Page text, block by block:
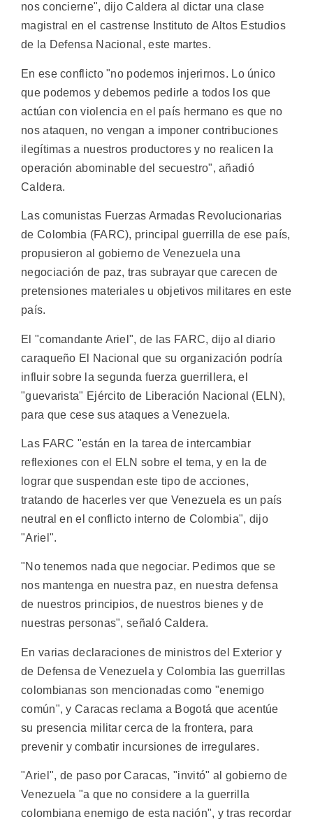
nos concierne", dijo Caldera al dictar una clase
magistral en el castrense Instituto de Altos Estudios
de la Defensa Nacional, este martes.
En ese conflicto "no podemos injerirnos. Lo único
que podemos y debemos pedirle a todos los que
actúan con violencia en el país hermano es que no
nos ataquen, no vengan a imponer contribuciones
ilegítimas a nuestros productores y no realicen la
operación abominable del secuestro", añadió
Caldera.
Las comunistas Fuerzas Armadas Revolucionarias
de Colombia (FARC), principal guerrilla de ese país,
propusieron al gobierno de Venezuela una
negociación de paz, tras subrayar que carecen de
pretensiones materiales u objetivos militares en este
país.
El "comandante Ariel", de las FARC, dijo al diario
caraqueño El Nacional que su organización podría
influir sobre la segunda fuerza guerrillera, el
"guevarista" Ejército de Liberación Nacional (ELN),
para que cese sus ataques a Venezuela.
Las FARC "están en la tarea de intercambiar
reflexiones con el ELN sobre el tema, y en la de
lograr que suspendan este tipo de acciones,
tratando de hacerles ver que Venezuela es un país
neutral en el conflicto interno de Colombia", dijo
"Ariel".
"No tenemos nada que negociar. Pedimos que se
nos mantenga en nuestra paz, en nuestra defensa
de nuestros principios, de nuestros bienes y de
nuestras personas", señaló Caldera.
En varias declaraciones de ministros del Exterior y
de Defensa de Venezuela y Colombia las guerrillas
colombianas son mencionadas como "enemigo
común", y Caracas reclama a Bogotá que acentúe
su presencia militar cerca de la frontera, para
prevenir y combatir incursiones de irregulares.
"Ariel", de paso por Caracas, "invitó" al gobierno de
Venezuela "a que no considere a la guerrilla
colombiana enemigo de esta nación", y tras recordar